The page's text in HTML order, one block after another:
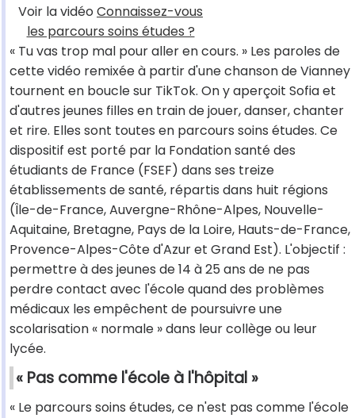
Voir la vidéo Connaissez-vous
les parcours soins études ?
« Tu vas trop mal pour aller en cours. » Les paroles de
cette vidéo remixée à partir d'une chanson de Vianney
tournent en boucle sur TikTok. On y aperçoit Sofia et
d'autres jeunes filles en train de jouer, danser, chanter
et rire. Elles sont toutes en parcours soins études. Ce
dispositif est porté par la Fondation santé des
étudiants de France (FSEF) dans ses treize
établissements de santé, répartis dans huit régions
(Île-de-France, Auvergne-Rhône-Alpes, Nouvelle-
Aquitaine, Bretagne, Pays de la Loire, Hauts-de-France,
Provence-Alpes-Côte d'Azur et Grand Est). L'objectif :
permettre à des jeunes de 14 à 25 ans de ne pas
perdre contact avec l'école quand des problèmes
médicaux les empêchent de poursuivre une
scolarisation « normale » dans leur collège ou leur
lycée.
« Pas comme l'école à l'hôpital »
« Le parcours soins études, ce n'est pas comme l'école